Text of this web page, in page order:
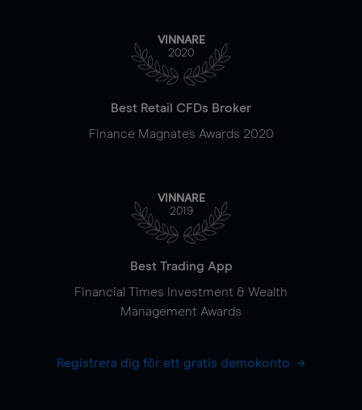
VINNARE
2020
Best Retail CFDs Broker
Finance Magnates Awards 2020
VINNARE
2019
Best Trading App
Financial Times Investment & Wealth
Management Awards
Registrera dig för ett gratis demokonto